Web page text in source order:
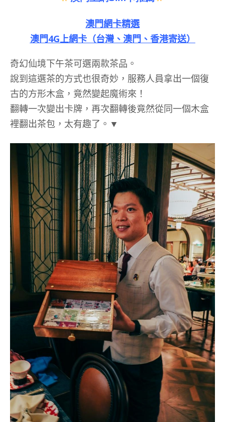
澳門網卡精選
澳門4G上網卡（台灣、澳門、香港寄送）
奇幻仙境下午茶可選兩款茶品。
說到這選茶的方式也很奇妙，服務人員拿出一個復
古的方形木盒，竟然變起魔術來！
翻轉一次變出卡牌，再次翻轉後竟然從同一個木盒
裡翻出茶包，太有趣了。▼